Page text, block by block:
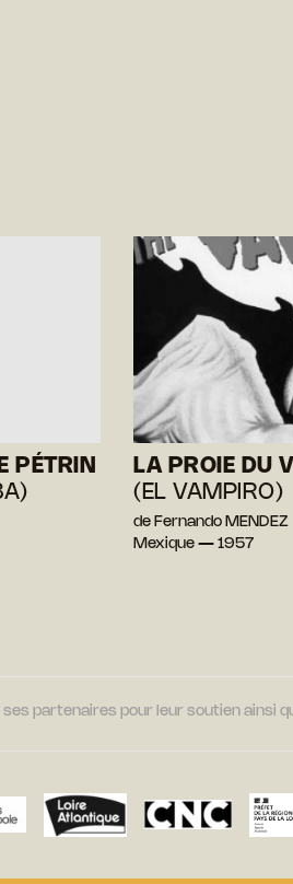
PÉTRIN
LA PROIE DU
(EL VAMPIRO)
de Fernando MENDEZ
Mexique — 1957
partenaires pour leur soutien ainsi